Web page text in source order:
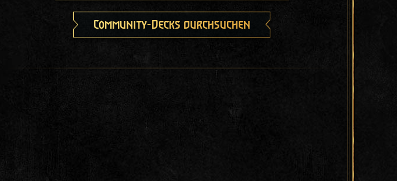
Community-Decks durchsuchen